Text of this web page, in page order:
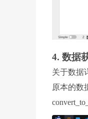
4. 数据
关于数据
原本的数